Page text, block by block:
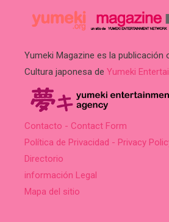
Yumeki Magazine es la publicación
Cultura japonesa de Yumeki
Contacto - Contact Form
Política de Privacidad - Privacy
Directorio
información Legal
Mapa del sitio